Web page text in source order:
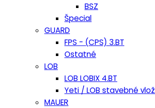
BSZ
Špecial
GUARD
FPS - (CPS) 3.BT
Ostatné
LOB
LOB LOBIX 4.BT
Yeti / LOB stavebné
MAUER